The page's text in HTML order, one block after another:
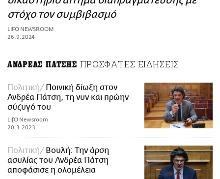
ΑΜΠΑ
PRINT
στόχο τον συμβιβασμό
LIFO NEWSROOM
26.9.2024
ΑΝΔΡΕΑΣ ΠΑΤΣΗΣ ΠΡΟΣΦΑΤΕΣ ΕΙΔΗΣΕΙΣ
Πολιτική
Ποινική δίωξη στον
Ανδρέα Πάτση, τη νυν και πρώην
σύζυγό του
LifO Newsroom
20.3.2023
Πολιτική
Βουλή: Την άρση
ασυλίας του Ανδρέα Πάτση
αποφάσισε η ολομέλεια